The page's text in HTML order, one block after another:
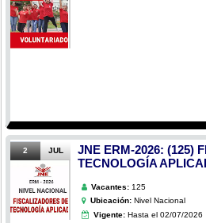
2 JUL
JNE ERM-2026: (125)
TECNOLOGÍA
Vacantes: 125
Ubicación: Nivel Nacional
Vigente: Hasta el 02/07/2026